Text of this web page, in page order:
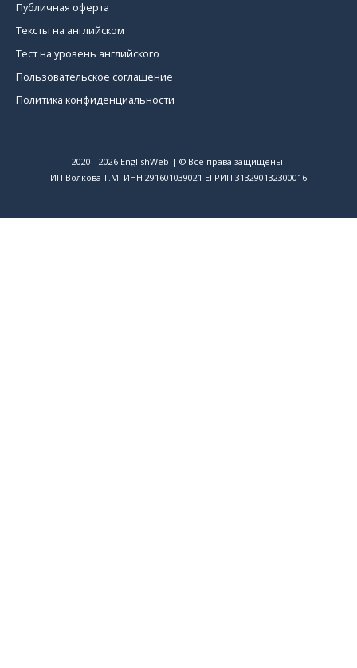
Публичная оферта
Тексты на английском
Тест на уровень английского
Пользовательское соглашение
Политика конфиденциальности
2020 - 2026 EnglishWeb | © Все права защищены.
ИП Волкова Т.М. ИНН 291601039021 ЕГРИП 313290132300016